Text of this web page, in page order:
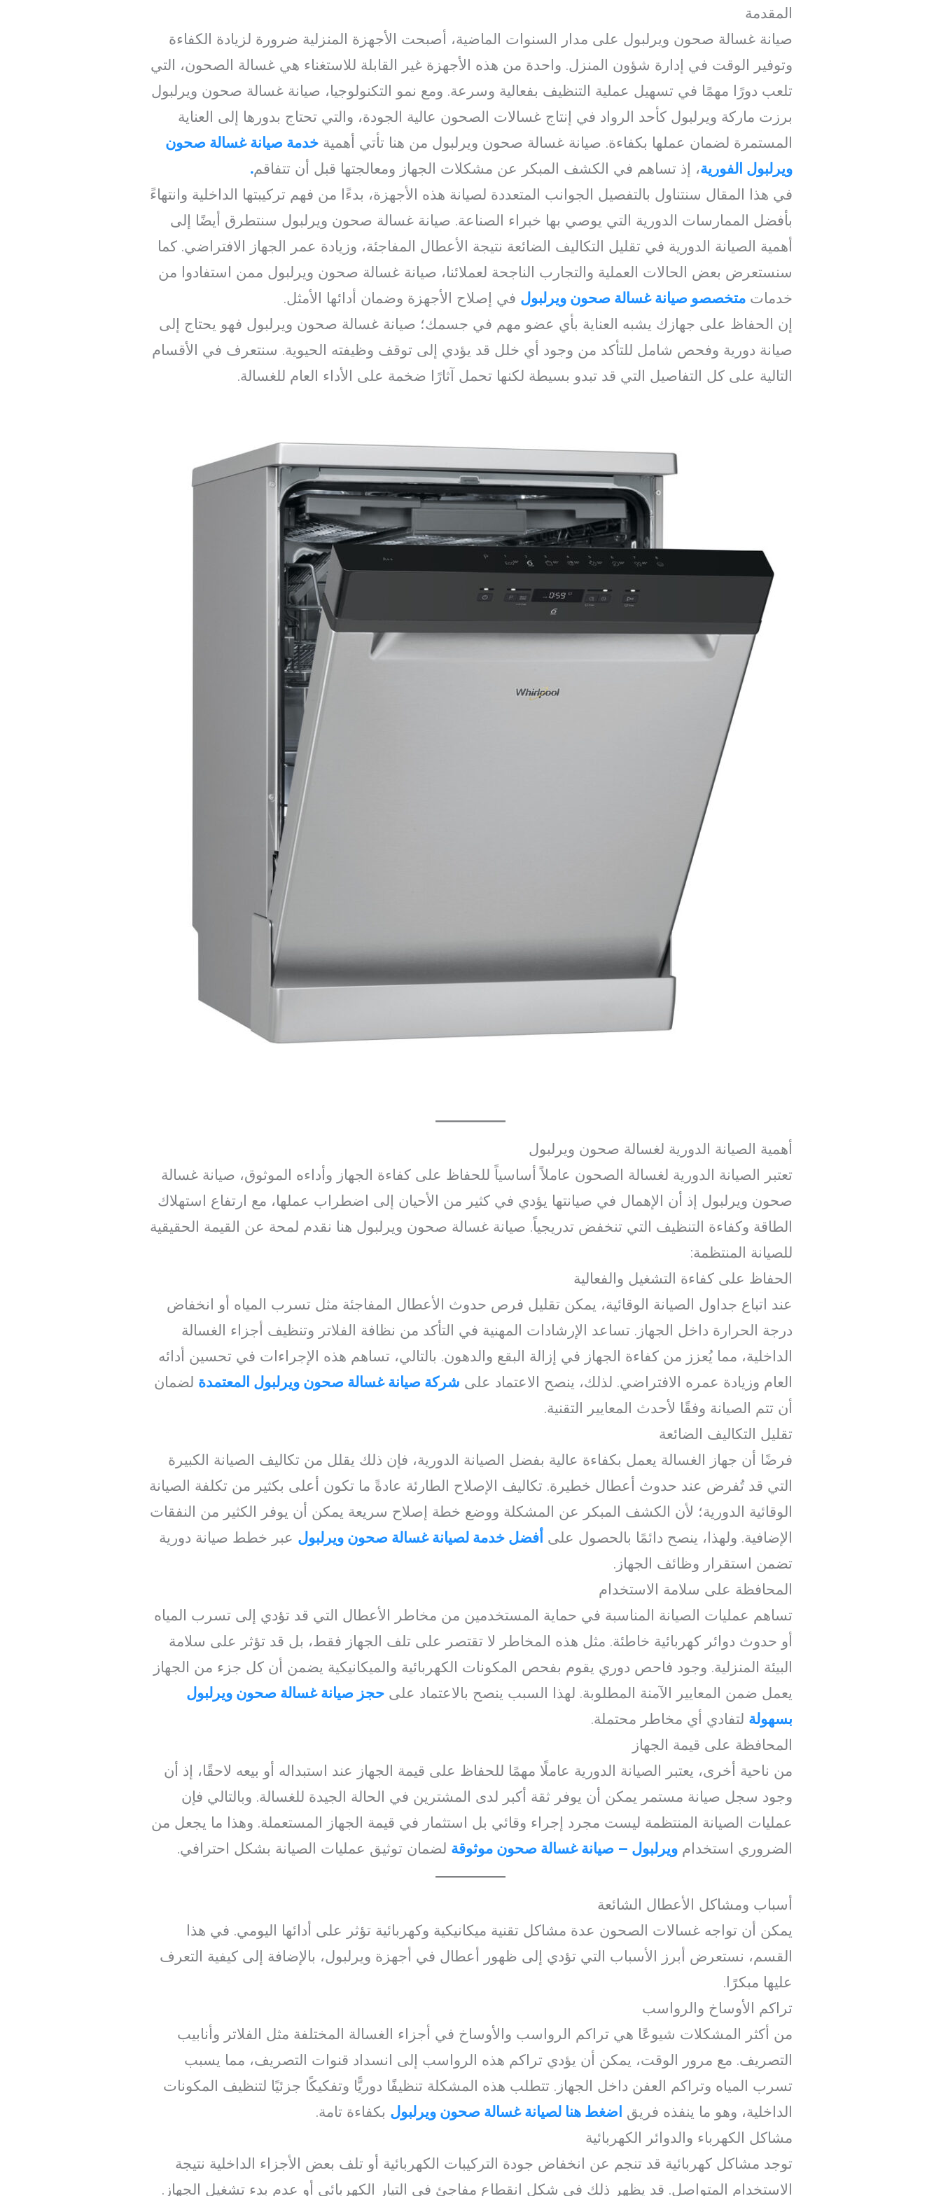
المقدمة
صيانة غسالة صحون ويرلبول على مدار السنوات الماضية، أصبحت الأجهزة المنزلية ضرورة لزيادة الكفاءة
وتوفير الوقت في إدارة شؤون المنزل. واحدة من هذه الأجهزة غير القابلة للاستغناء هي غسالة الصحون، التي
تلعب دورًا مهمًا في تسهيل عملية التنظيف بفعالية وسرعة. ومع نمو التكنولوجيا، صيانة غسالة صحون ويرلبول
برزت ماركة ويرلبول كأحد الرواد في إنتاج غسالات الصحون عالية الجودة، والتي تحتاج بدورها إلى العناية
المستمرة لضمان عملها بكفاءة. صيانة غسالة صحون ويرلبول من هنا تأتي أهميةخدمة صيانة غسالة صحون
ويرلبول الفورية، إذ تساهم في الكشف المبكر عن مشكلات الجهاز ومعالجتها قبل أن تتفاقم.
في هذا المقال سنتناول بالتفصيل الجوانب المتعددة لصيانة هذه الأجهزة، بدءًا من فهم تركيبتها الداخلية وانتهاءً
بأفضل الممارسات الدورية التي يوصي بها خبراء الصناعة. صيانة غسالة صحون ويرلبول سنتطرق أيضًا إلى
أهمية الصيانة الدورية في تقليل التكاليف الضائعة نتيجة الأعطال المفاجئة، وزيادة عمر الجهاز الافتراضي. كما
سنستعرض بعض الحالات العملية والتجارب الناجحة لعملائنا، صيانة غسالة صحون ويرلبول ممن استفادوا من
خدماتمتخصصو صيانة غسالة صحون ويرلبول في إصلاح الأجهزة وضمان أدائها الأمثل.
إن الحفاظ على جهازك يشبه العناية بأي عضو مهم في جسمك؛ صيانة غسالة صحون ويرلبول فهو يحتاج إلى
صيانة دورية وفحص شامل للتأكد من وجود أي خلل قد يؤدي إلى توقف وظيفته الحيوية. سنتعرف في الأقسام
التالية على كل التفاصيل التي قد تبدو بسيطة لكنها تحمل آثارًا ضخمة على الأداء العام للغسالة.
أهمية الصيانة الدورية لغسالة صحون ويرلبول
تعتبر الصيانة الدورية لغسالة الصحون عاملاً أساسياً للحفاظ على كفاءة الجهاز وأداءه الموثوق، صيانة غسالة
صحون ويرلبول إذ أن الإهمال في صيانتها يؤدي في كثير من الأحيان إلى اضطراب عملها، مع ارتفاع استهلاك
الطاقة وكفاءة التنظيف التي تنخفض تدريجياً. صيانة غسالة صحون ويرلبول هنا نقدم لمحة عن القيمة الحقيقية
للصيانة المنتظمة:
الحفاظ على كفاءة التشغيل والفعالية
عند اتباع جداول الصيانة الوقائية، يمكن تقليل فرص حدوث الأعطال المفاجئة مثل تسرب المياه أو انخفاض
درجة الحرارة داخل الجهاز. تساعد الإرشادات المهنية في التأكد من نظافة الفلاتر وتنظيف أجزاء الغسالة
الداخلية، مما يُعزز من كفاءة الجهاز في إزالة البقع والدهون. بالتالي، تساهم هذه الإجراءات في تحسين أدائه
العام وزيادة عمره الافتراضي. لذلك، ينصح الاعتماد على شركة صيانة غسالة صحون ويرلبول المعتمدة لضمان
أن تتم الصيانة وفقًا لأحدث المعايير التقنية.
تقليل التكاليف الضائعة
فرضًا أن جهاز الغسالة يعمل بكفاءة عالية بفضل الصيانة الدورية، فإن ذلك يقلل من تكاليف الصيانة الكبيرة
التي قد تُفرض عند حدوث أعطال خطيرة. تكاليف الإصلاح الطارئة عادةً ما تكون أعلى بكثير من تكلفة الصيانة
الوقائية الدورية؛ لأن الكشف المبكر عن المشكلة ووضع خطة إصلاح سريعة يمكن أن يوفر الكثير من النفقات
الإضافية. ولهذا، ينصح دائمًا بالحصول على أفضل خدمة لصيانة غسالة صحون ويرلبول عبر خطط صيانة دورية
تضمن استقرار وظائف الجهاز.
المحافظة على سلامة الاستخدام
تساهم عمليات الصيانة المناسبة في حماية المستخدمين من مخاطر الأعطال التي قد تؤدي إلى تسرب المياه
أو حدوث دوائر كهربائية خاطئة. مثل هذه المخاطر لا تقتصر على تلف الجهاز فقط، بل قد تؤثر على سلامة
البيئة المنزلية. وجود فاحص دوري يقوم بفحص المكونات الكهربائية والميكانيكية يضمن أن كل جزء من الجهاز
يعمل ضمن المعايير الآمنة المطلوبة. لهذا السبب ينصح بالاعتماد علىحجز صيانة غسالة صحون ويرلبول
بسهولة لتفادي أي مخاطر محتملة.
المحافظة على قيمة الجهاز
من ناحية أخرى، يعتبر الصيانة الدورية عاملًا مهمًا للحفاظ على قيمة الجهاز عند استبداله أو بيعه لاحقًا، إذ أن
وجود سجل صيانة مستمر يمكن أن يوفر ثقة أكبر لدى المشترين في الحالة الجيدة للغسالة. وبالتالي فإن
عمليات الصيانة المنتظمة ليست مجرد إجراء وقائي بل استثمار في قيمة الجهاز المستعملة. وهذا ما يجعل من
الضروري استخدامويرلبول – صيانة غسالة صحون موثوقة لضمان توثيق عمليات الصيانة بشكل احترافي.
أسباب ومشاكل الأعطال الشائعة
يمكن أن تواجه غسالات الصحون عدة مشاكل تقنية ميكانيكية وكهربائية تؤثر على أدائها اليومي. في هذا
القسم، نستعرض أبرز الأسباب التي تؤدي إلى ظهور أعطال في أجهزة ويرلبول، بالإضافة إلى كيفية التعرف
عليها مبكرًا.
تراكم الأوساخ والرواسب
من أكثر المشكلات شيوعًا هي تراكم الرواسب والأوساخ في أجزاء الغسالة المختلفة مثل الفلاتر وأنابيب
التصريف. مع مرور الوقت، يمكن أن يؤدي تراكم هذه الرواسب إلى انسداد قنوات التصريف، مما يسبب
تسرب المياه وتراكم العفن داخل الجهاز. تتطلب هذه المشكلة تنظيفًا دوريًّا وتفكيكًا جزئيًا لتنظيف المكونات
الداخلية، وهو ما ينفذه فريق اضغط هنا لصيانة غسالة صحون ويرلبول بكفاءة تامة.
مشاكل الكهرباء والدوائر الكهربائية
توجد مشاكل كهربائية قد تنجم عن انخفاض جودة التركيبات الكهربائية أو تلف بعض الأجزاء الداخلية نتيجة
الاستخدام المتواصل. قد يظهر ذلك في شكل انقطاع مفاجئ في التيار الكهربائي أو عدم بدء تشغيل الجهاز.